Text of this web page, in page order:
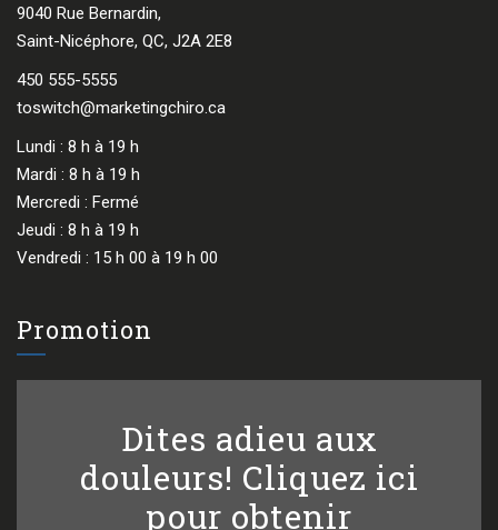
9040 Rue Bernardin,
Saint-Nicéphore, QC, J2A 2E8
450 555-5555
toswitch@marketingchiro.ca
Lundi : 8 h à 19 h
Mardi : 8 h à 19 h
Mercredi : Fermé
Jeudi : 8 h à 19 h
Vendredi : 15 h 00 à 19 h 00
Promotion
Dites adieu aux
douleurs! Cliquez ici
pour obtenir